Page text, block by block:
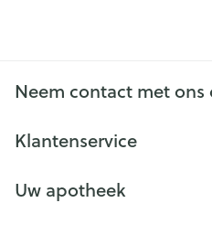
Neem contact met ons
Klantenservice
Uw apotheek